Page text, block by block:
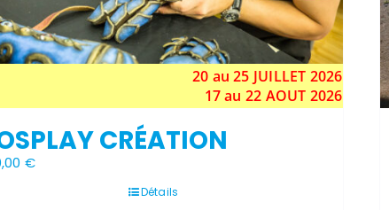
20 au 25 JUILLET 2026
17 au 22 AOUT 2026
CRÉATION
€
Détails